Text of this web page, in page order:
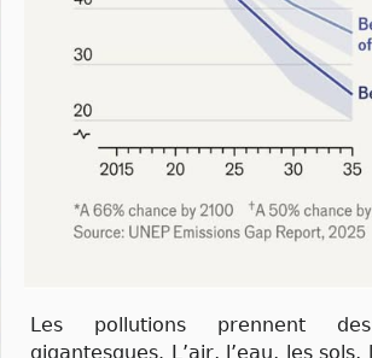
Les pollutions prennent
gigantesques. L’air, l’eau, les